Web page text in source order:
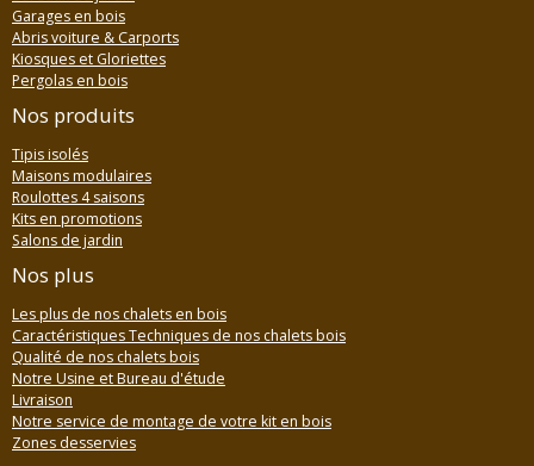
Garages en bois
Abris voiture & Carports
Kiosques et Gloriettes
Pergolas en bois
Nos produits
Tipis isolés
Maisons modulaires
Roulottes 4 saisons
Kits en promotions
Salons de jardin
Nos plus
Les plus de nos chalets en bois
Caractéristiques Techniques de nos chalets bois
Qualité de nos chalets bois
Notre Usine et Bureau d'étude
Livraison
Notre service de montage de votre kit en bois
Zones desservies